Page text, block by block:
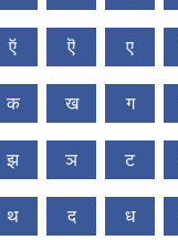
ऍ ऎ ए
क ख ग
झ ञ ट
थ द ध